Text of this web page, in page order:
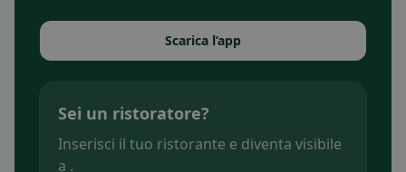
Scarica l’app
Sei un ristoratore?
Inserisci il tuo ristorante e diventa visibile
a .